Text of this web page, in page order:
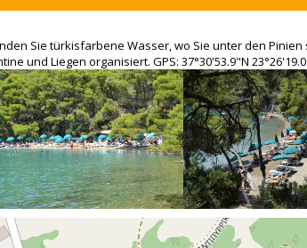
Sie türkisfarbene Wasser, wo Sie unter den Pinien
und Liegen organisiert. GPS: 37°30'53.9"N